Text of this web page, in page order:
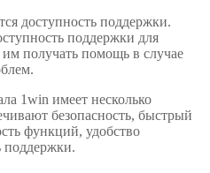
доступность поддержки.
поддержки для
им получать помощь в случае
1win имеет несколько
безопасность, быстрый
функций, удобство
поддержки.